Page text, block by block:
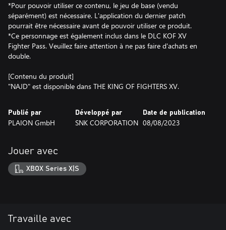
*Pour pouvoir utiliser ce contenu, le jeu de base (vendu
séparément) est nécessaire. L'application du dernier patch
pourrait être nécessaire avant de pouvoir utiliser ce produit.
*Ce personnage est également inclus dans le DLC KOF XV
Fighter Pass. Veuillez faire attention à ne pas faire d'achats en
double.
[Contenu du produit]
"NAJD" est disponible dans THE KING OF FIGHTERS XV.
Publié par
PLAION GmbH
Développé par
SNK CORPORATION
Date de publication
08/08/2023
Jouer avec
XBOX Series X|S
Travaille avec